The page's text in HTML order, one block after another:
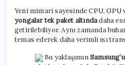
Yeni mimari sayesinde CPU, GPU
yongalar tek paket altındadaha
getirilebiliyor. Aynı zamanda
temas ederek daha verimli ısı
Bu yaklaşımın